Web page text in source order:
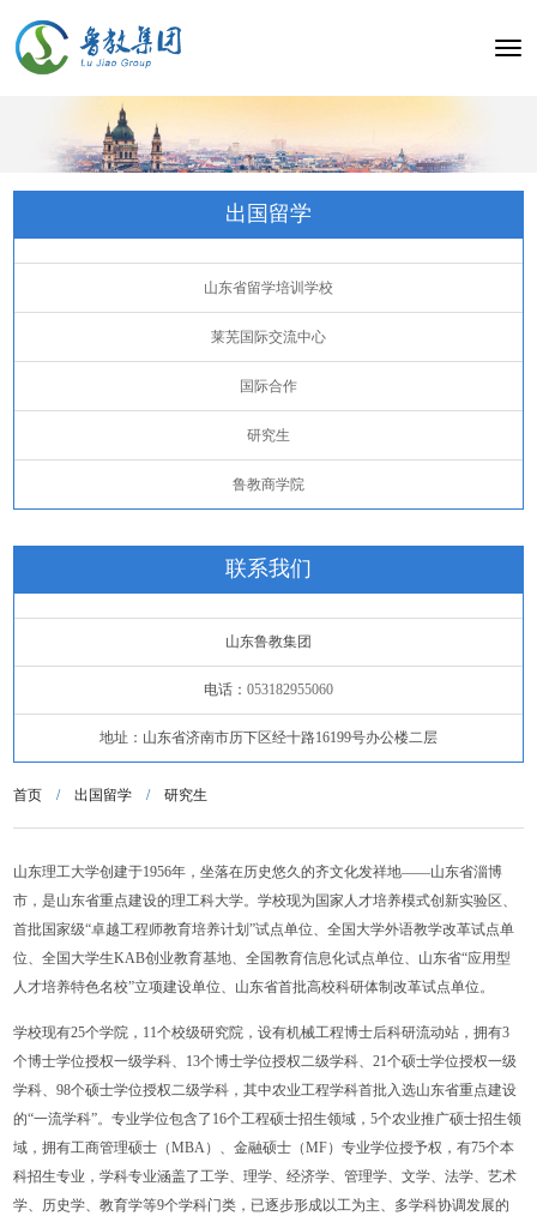
出国留学
山东省留学培训学校
莱芜国际交流中心
国际合作
研究生
鲁教商学院
联系我们
山东鲁教集团
电话： 053182955060
地址：山东省济南市历下区经十路16199号办公楼二层
首页 /出国留学 /研究生
山东理工大学创建于1956年，坐落在历史悠久的齐文化发祥地——山东省淄博
市，是山东省重点建设的理工科大学。学校现为国家人才培养模式创新实验区、
首批国家级“卓越工程师教育培养计划”试点单位、全国大学外语教学改革试点单
位、全国大学生KAB创业教育基地、全国教育信息化试点单位、山东省“应用型
人才培养特色名校”立项建设单位、山东省首批高校科研体制改革试点单位。
学校现有25个学院，11个校级研究院，设有机械工程博士后科研流动站，拥有3
个博士学位授权一级学科、13个博士学位授权二级学科、21个硕士学位授权一级
学科、98个硕士学位授权二级学科，其中农业工程学科首批入选山东省重点建设
的“一流学科”。专业学位包含了16个工程硕士招生领域，5个农业推广硕士招生领
域，拥有工商管理硕士（MBA）、金融硕士（MF）专业学位授予权，有75个本
科招生专业，学科专业涵盖了工学、理学、经济学、管理学、文学、法学、艺术
学、历史学、教育学等9个学科门类，已逐步形成以工为主、多学科协调发展的